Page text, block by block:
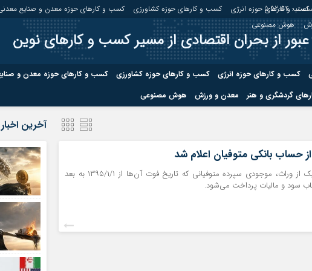
:
5:52:54
کسب و کارهای حوزه انرژی کسب و کارهای حوزه کشاورزی کسب و کارهای حوزه معدن و صنایع
هوش مصنوعی
عبور از بحران اقتصادی از مسیر کسب و کارهای نوین
کسب و کارهای حوزه انرژی کسب و کارهای حوزه کشاورزی
کسب و کارهای حوزه معدن و
گردشگری و هنر معدن و ورزش هوش مصنوعی
رمز
صفحه نخست
کشاورزی کسب و کارهای حوزه معدن و
صنایع معدنی
کسب و کارهای
کسب و کارهای
حساب بانکی متوفیان اعلام شد
با درخواست هر یک از وراث، موجودی سپرده متوفیانی که تاریخ فوت آن‌ها از ۱۳۹۵/۱/۱ به بعد
سود و مالیات پرداخت می‌شود.
آخرین اخبار